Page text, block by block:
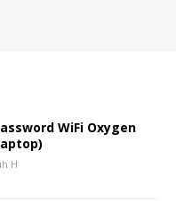
WiFi Oxygen
H